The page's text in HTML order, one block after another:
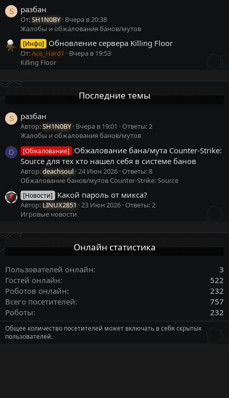
S разбан
От:SH1N0BY Вчера в 20:38
Жалобы и обжалования банов/мутов
[Инфо] Обновление сервера Killing Floor
От:Ace_Hard1
Вчера в 19:53
Killing Floor
Последние темы
S разбан
Автор:SH1N0BY Вчера в 19:01
Ответы: 2
Жалобы и обжалования банов/мутов
D [Обжалование]
Обжалование бана/мута Counter-Strike:
Source для тех кто нашел себя в системе банов
Автор:deachsoul 24 Июн 2026 Ответы: 8
Обжалование банов/мутов Counter-Strike: Source
[Новости] Какой пароль от микса?
Автор: LINUX2851 23 Июн 2026 Ответы: 2
Игровые новости
Онлайн статистика
Пользователей онлайн
3
Гостей онлайн
522
Роботов онлайн
232
Всего посетителей
757
Роботы
232
Общее количество посетителей может включать в себя скрытых
пользователей.